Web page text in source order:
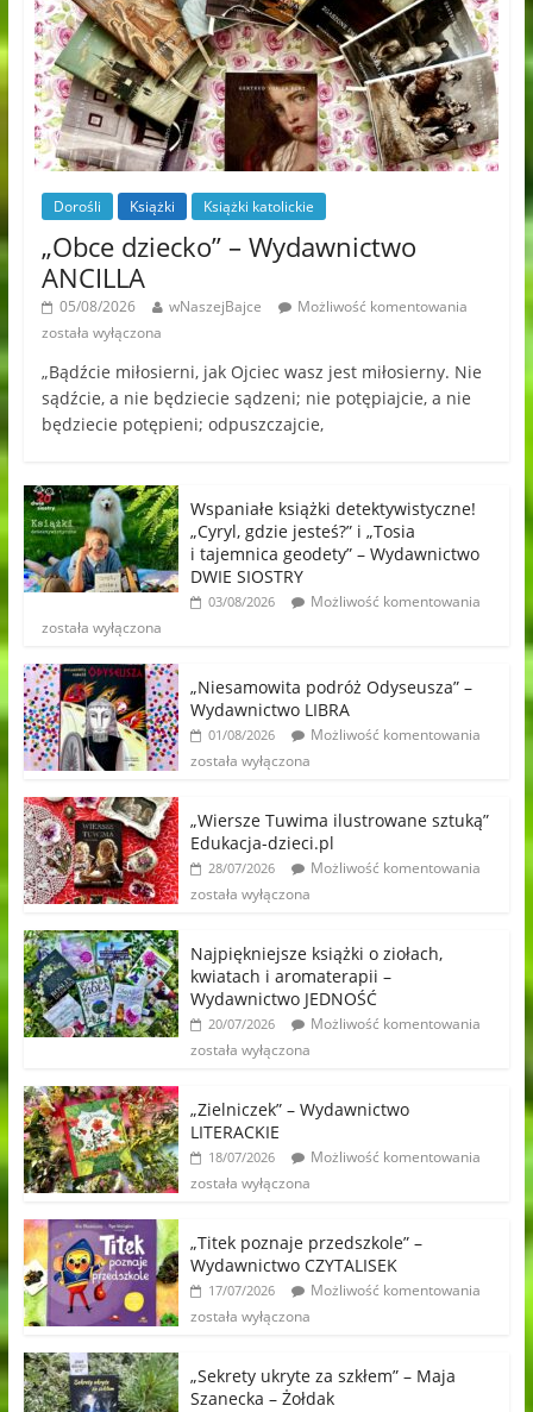
Dorośli Książki Książki katolickie
„Obce dziecko” – Wydawnictwo
ANCILLA
05/08/2026 wNaszejBajce
Możliwość komentowania
została wyłączona
„Bądźcie miłosierni, jak Ojciec wasz jest miłosierny. Nie
sądźcie, a nie będziecie sądzeni; nie potępiajcie, a nie
będziecie potępieni; odpuszczajcie,
Wspaniałe książki detektywistyczne!
„Cyryl, gdzie jesteś?” i „Tosia
i tajemnica geodety” – Wydawnictwo
DWIE SIOSTRY
03/08/2026
Możliwość komentowania
została wyłączona
„Niesamowita podróż Odyseusza” –
Wydawnictwo LIBRA
01/08/2026
Możliwość komentowania
została wyłączona
„Wiersze Tuwima ilustrowane sztuką”
Edukacja-dzieci.pl
28/07/2026
Możliwość komentowania
została wyłączona
Najpiękniejsze książki o ziołach,
kwiatach i aromaterapii –
Wydawnictwo JEDNOŚĆ
20/07/2026
Możliwość komentowania
została wyłączona
„Zielniczek” – Wydawnictwo
LITERACKIE
18/07/2026
Możliwość komentowania
została wyłączona
„Titek poznaje przedszkole” –
Wydawnictwo CZYTALISEK
17/07/2026
Możliwość komentowania
została wyłączona
„Sekrety ukryte za szkłem” – Maja
Szanecka – Żołdak